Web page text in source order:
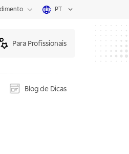
PT
Para Profissionais
Blog de Dicas